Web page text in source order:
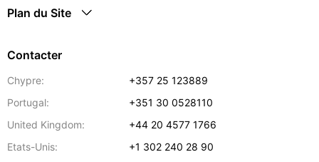
Plan du Site
Contacter
Chypre:
+357 25 123889
Portugal:
+351 30 0528110
United Kingdom:
+44 20 4577 1766
Etats-Unis:
+1 302 240 28 90